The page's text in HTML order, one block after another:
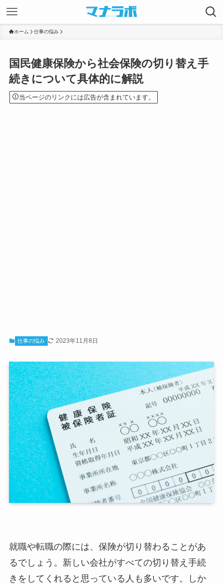
ホーム 仕事の悩み
国民健康保険から社会保険の切り替え手
続きについて具体的に解説
当ページのリンクには広告が含まれています。
仕事の悩み 2023年11月8日
就職や転職の際には、保険が切り替わることがあ
るでしょう。新しい会社がすべての切り替え手続
きをしてくれると思っている人も多いです。しか